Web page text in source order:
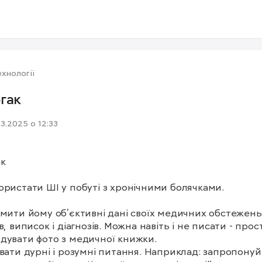
о 12:33
ШІ у побуті з хронічними болячками.
йому обʼєктивні дані своїх медичних
виписок і діагнозів. Можна навіть і не писати -
фото з медичної книжки.
дурні і розумні питання. Наприклад: запропонуй